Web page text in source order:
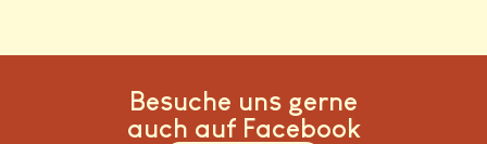
Besuche uns gerne
auch auf Facebook